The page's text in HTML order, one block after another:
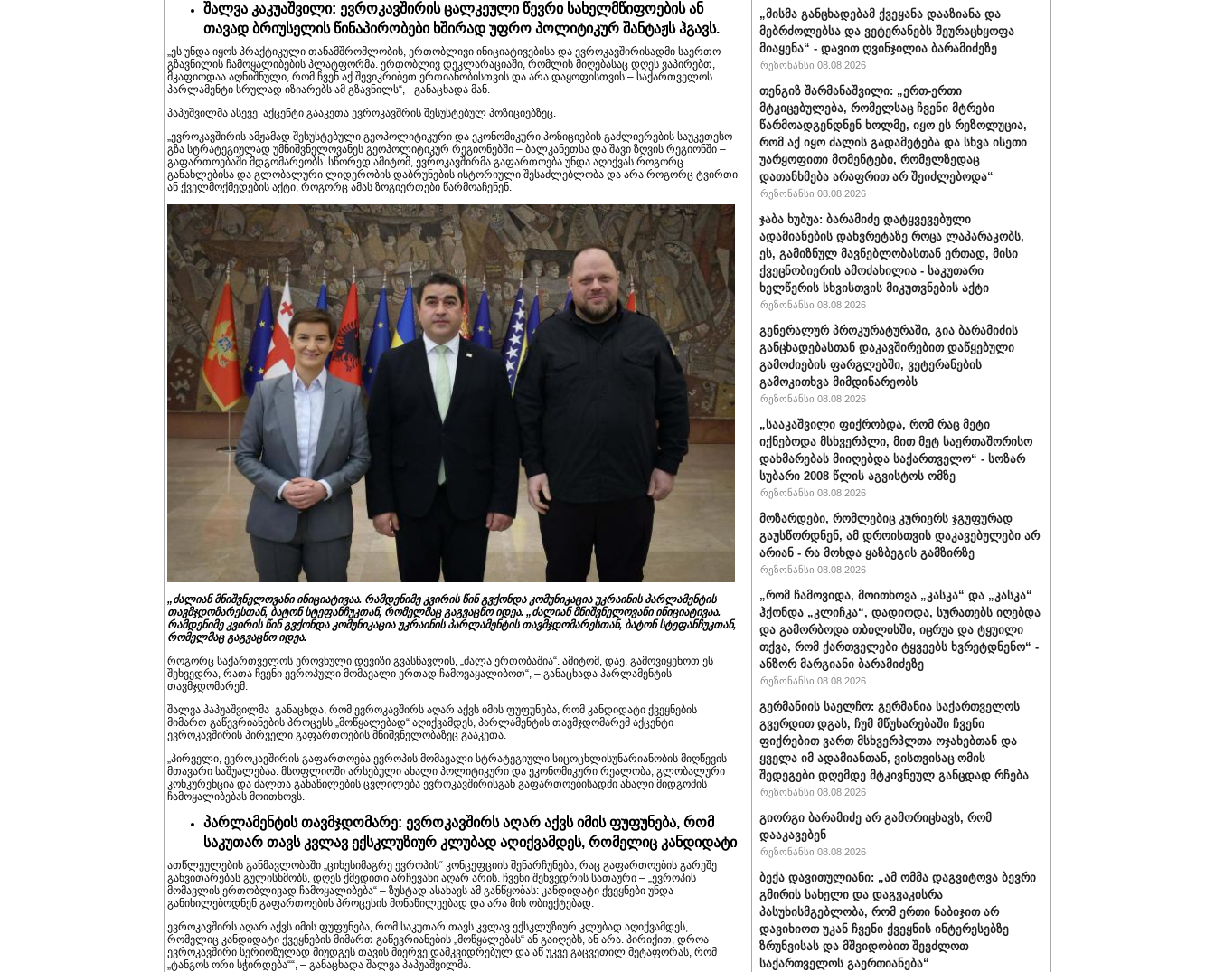
შალვა კაკუაშვილი: ევროკავშირის ცალკეული წევრი სახელმწიფოების ან
თავად ბრიუსელის წინაპირობები ხშირად უფრო პოლიტიკურ შანტაჟს ჰგავს.
„ეს უნდა იყოს პრაქტიკული თანამშრომლობის, ერთობლივი ინიციატივებისა და ევროკავშირისადმი საერთო
გზავნილის ჩამოყალიბების პლატფორმა. ერთობლივ დეკლარაციაში, რომლის მიღებასაც დღეს ვაპირებთ,
მკაფიოდაა აღნიშნული, რომ ჩვენ აქ შევიკრიბეთ ერთიანობისთვის და არა დაყოფისთვის – საქართველოს
პარლამენტი სრულად იზიარებს ამ გზავნილს“, - განაცხადა მან.
პაპუშვილმა ასევე აქცენტი გააკეთა ევროკავშრის შესუსტებულ პოზიციებზეც.
„ევროკავშირის ამჟამად შესუსტებული გეოპოლიტიკური და ეკონომიკური პოზიციების გაძლიერების საუკეთესო
გზა სტრატეგიულად უმნიშვნელოვანეს გეოპოლიტიკურ რეგიონებში – ბალკანეთსა და შავი ზღვის რეგიონში –
გაფართოებაში მდგომარეობს. სწორედ ამიტომ, ევროკავშირმა გაფართოება უნდა აღიქვას როგორც
განახლებისა და გლობალური ლიდერობის დაბრუნების ისტორიული შესაძლებლობა და არა როგორც ტვირთი
ან ქველმოქმედების აქტი, როგორც ამას ზოგიერთები წარმოაჩენენ.
„ძალიან მნიშვნელოვანი ინიციატივაა. რამდენიმე კვირის წინ გვქონდა კომუნიკაცია უკრაინის პარლამენტის
თავმჯდომარესთან, ბატონ სტეფანჩუკთან, რომელმაც გაგვაცნო იდეა. „ძალიან მნიშვნელოვანი ინიციატივაა.
რამდენიმე კვირის წინ გვქონდა კომუნიკაცია უკრაინის პარლამენტის თავმჯდომარესთან, ბატონ სტეფანჩუკთან,
რომელმაც გაგვაცნო იდეა.
როგორც საქართველოს ეროვნული დევიზი გვასწავლის, „ძალა ერთობაშია“. ამიტომ, დაე, გამოვიყენოთ ეს
შეხვედრა, რათა ჩვენი ევროპული მომავალი ერთად ჩამოვაყალიბოთ“, – განაცხადა პარლამენტის
თავმჯდომარემ.
შალვა პაპუაშვილმა განაცხდა, რომ ევროკავშირს აღარ აქვს იმის ფუფუნება, რომ კანდიდატი ქვეყნების
მიმართ გაწევრიანების პროცესს „მოწყალებად“ აღიქვამდეს, პარლამენტის თავმჯდომარემ აქცენტი
ევროკავშირის პირველი გაფართოების მნიშვნელობაზეც გააკეთა.
„პირველი, ევროკავშირის გაფართოება ევროპის მომავალი სტრატეგიული სიცოცხლისუნარიანობის მიღწევის
მთავარი საშუალებაა. მსოფლიოში არსებული ახალი პოლიტიკური და ეკონომიკური რეალობა, გლობალური
კონკურენცია და ძალთა განაწილების ცვლილება ევროკავშირისგან გაფართოებისადმი ახალი მიდგომის
ჩამოყალიბებას მოითხოვს.
პარლამენტის თავმჯდომარე: ევროკავშირს აღარ აქვს იმის ფუფუნება, რომ
საკუთარ თავს კვლავ ექსკლუზიურ კლუბად აღიქვამდეს, რომელიც კანდიდატი
ათწლეულების განმავლობაში „ციხესიმაგრე ევროპის“ კონცეფციის შენარჩუნება, რაც გაფართოების გარეშე
განვითარებას გულისხმობს, დღეს ქმედითი არჩევანი აღარ არის. ჩვენი შეხვედრის სათაური – „ევროპის
მომავლის ერთობლივად ჩამოყალიბება“ – ზუსტად ასახავს ამ განწყობას: კანდიდატი ქვეყნები უნდა
განიხილებოდნენ გაფართოების პროცესის მონაწილეებად და არა მის ობიექტებად.
ევროკავშირს აღარ აქვს იმის ფუფუნება, რომ საკუთარ თავს კვლავ ექსკლუზიურ კლუბად აღიქვამდეს,
რომელიც კანდიდატი ქვეყნების მიმართ გაწევრიანების „მოწყალებას“ ან გაიღებს, ან არა. პირიქით, დროა
ევროკავშირი სერიოზულად მიუდგეს თავის მიერვე დამკვიდრებულ და აწ უკვე გაცვეთილ მეტაფორას, რომ
„ტანგოს ორი სჭირდება““, – განაცხადა შალვა პაპუაშვილმა.
„მისმა განცხადებამ ქვეყანა დააზიანა და
მებრძოლებსა და ვეტერანებს შეურაცხყოფა
მიაყენა“ - დავით ღვინჯილია ბარამიძეზე
რეზონანსი 08.08.2026
თენგიზ შარმანაშვილი: „ერთ-ერთი
მტკიცებულება, რომელსაც ჩვენი მტრები
წარმოადგენდნენ ხოლმე, იყო ეს რეზოლუცია,
რომ აქ იყო ძალის გადამეტება და სხვა ისეთი
უარყოფითი მომენტები, რომელზედაც
დათანხმება არაფრით არ შეიძლებოდა“
რეზონანსი 08.08.2026
ჯაბა ხუბუა: ბარამიძე დატყვევებული
ადამიანების დახვრეტაზე როცა ლაპარაკობს,
ეს, გამიზნულ მავნებლობასთან ერთად, მისი
ქვეცნობიერის ამოძახილია - საკუთარი
ხელწერის სხვისთვის მიკუთვნების აქტი
რეზონანსი 08.08.2026
გენერალურ პროკურატურაში, გია ბარამიძის
განცხადებასთან დაკავშირებით დაწყებული
გამოძიების ფარგლებში, ვეტერანების
გამოკითხვა მიმდინარეობს
რეზონანსი 08.08.2026
„სააკაშვილი ფიქრობდა, რომ რაც მეტი
იქნებოდა მსხვერპლი, მით მეტ საერთაშორისო
დახმარებას მიიღებდა საქართველო“ - სოზარ
სუბარი 2008 წლის აგვისტოს ომზე
რეზონანსი 08.08.2026
მოზარდები, რომლებიც კურიერს ჯგუფურად
გაუსწორდნენ, ამ დროისთვის დაკავებულები არ
არიან - რა მოხდა ყაზბეგის გამზირზე
რეზონანსი 08.08.2026
„რომ ჩამოვიდა, მოითხოვა „კასკა“ და „კასკა“
ჰქონდა „კლიჩკა“, დადიოდა, სურათებს იღებდა
და გამორბოდა თბილისში, იცრუა და ტყუილი
თქვა, რომ ქართველები ტყვეებს ხვრეტდნენო“ -
ანზორ მარგიანი ბარამიძეზე
რეზონანსი 08.08.2026
გერმანიის საელჩო: გერმანია საქართველოს
გვერდით დგას, ჩუმ მწუხარებაში ჩვენი
ფიქრებით ვართ მსხვერპლთა ოჯახებთან და
ყველა იმ ადამიანთან, ვისთვისაც ომის
შედეგები დღემდე მტკივნეულ განცდად რჩება
რეზონანსი 08.08.2026
გიორგი ბარამიძე არ გამორიცხავს, რომ
დააკავებენ
რეზონანსი 08.08.2026
ბექა დავითულიანი: „ამ ომმა დაგვიტოვა ბევრი
გმირის სახელი და დაგვაკისრა
პასუხისმგებლობა, რომ ერთი ნაბიჯით არ
დავიხიოთ უკან ჩვენი ქვეყნის ინტერესებზე
ზრუნვისას და მშვიდობით შევძლოთ
საქართველოს გაერთიანება“